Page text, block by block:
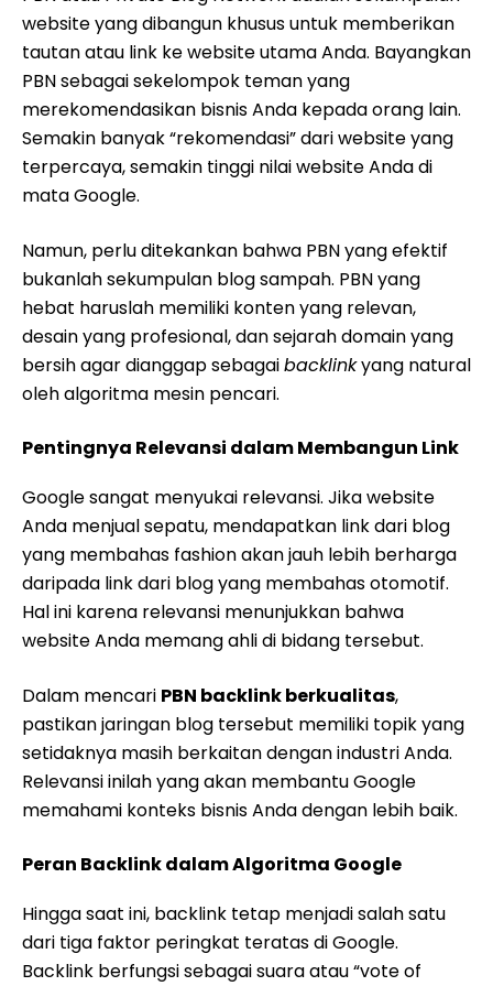
website yang dibangun khusus untuk memberikan
tautan atau link ke website utama Anda. Bayangkan
PBN sebagai sekelompok teman yang
merekomendasikan bisnis Anda kepada orang lain.
Semakin banyak “rekomendasi” dari website yang
terpercaya, semakin tinggi nilai website Anda di
mata Google.
Namun, perlu ditekankan bahwa PBN yang efektif
bukanlah sekumpulan blog sampah. PBN yang
hebat haruslah memiliki konten yang relevan,
desain yang profesional, dan sejarah domain yang
bersih agar dianggap sebagaibacklinkyang natural
oleh algoritma mesin pencari.
Pentingnya Relevansi dalam Membangun Link
Google sangat menyukai relevansi. Jika website
Anda menjual sepatu, mendapatkan link dari blog
yang membahas fashion akan jauh lebih berharga
daripada link dari blog yang membahas otomotif.
Hal ini karena relevansi menunjukkan bahwa
website Anda memang ahli di bidang tersebut.
Dalam mencari PBN backlink berkualitas,
pastikan jaringan blog tersebut memiliki topik yang
setidaknya masih berkaitan dengan industri Anda.
Relevansi inilah yang akan membantu Google
memahami konteks bisnis Anda dengan lebih baik.
Peran Backlink dalam Algoritma Google
Hingga saat ini, backlink tetap menjadi salah satu
dari tiga faktor peringkat teratas di Google.
Backlink berfungsi sebagai suara atau “vote of